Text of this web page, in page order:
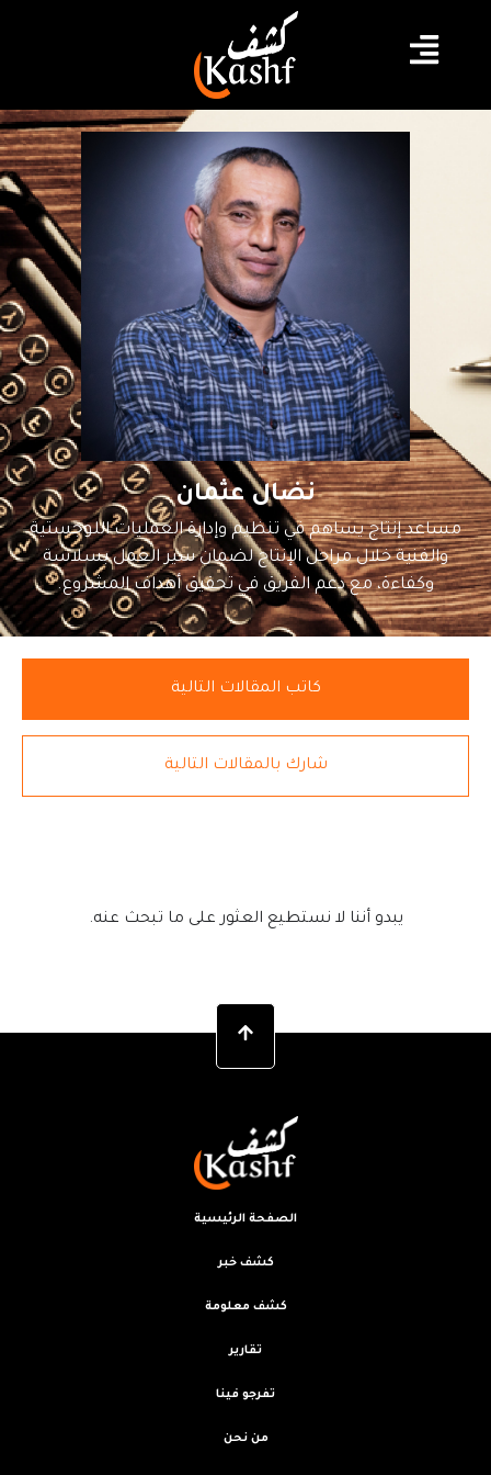
نضال عثمان
مساعد إنتاج يساهم في تنظيم وإدارة العمليات اللوجستية
والفنية خلال مراحل الإنتاج لضمان سير العمل بسلاسة
وكفاءة، مع دعم الفريق في تحقيق أهداف المشروع.
كاتب المقالات التالية
شارك بالمقالات التالية
يبدو أننا لا نستطيع العثور على ما تبحث عنه.
الصفحة الرئيسية
كشف خبر
كشف معلومة
تقارير
تفرجو فينا
من نحن